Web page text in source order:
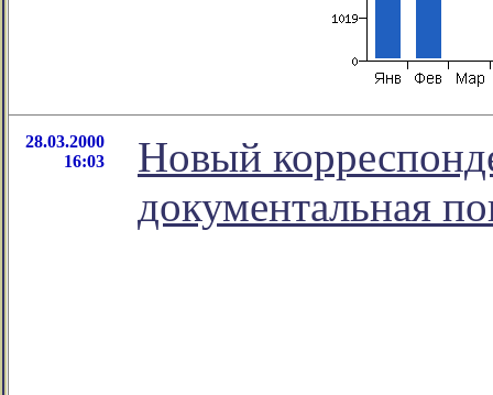
28.03.2000
16:03
Новый
документальная